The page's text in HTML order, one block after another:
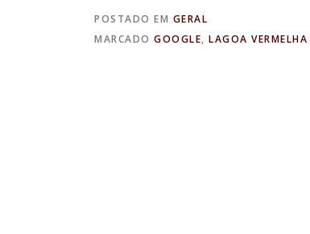
POSTADO EM GERAL
MARCADO GOOGLE, LAGOA VERMELHA